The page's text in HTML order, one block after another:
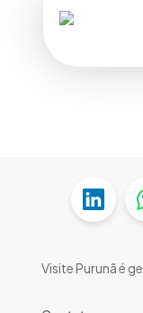
Visite Purunã é